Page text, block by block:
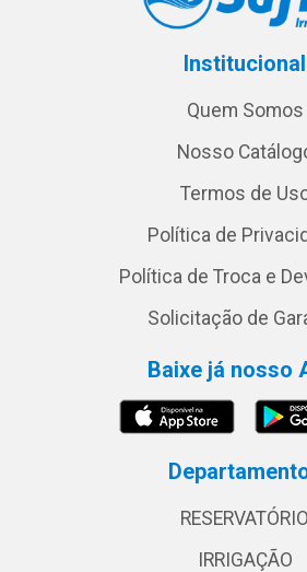
Institucional
Quem Somos
Nosso
Termos de
Política de
Política de Troca e
Solicitação de
Baixe já nosso
RESERVATÓRIO
IRRIGAÇÃO